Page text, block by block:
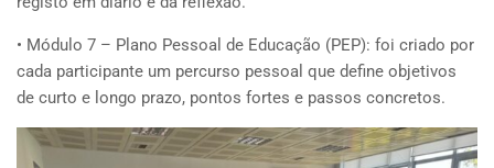
• Módulo 7 – Plano Pessoal de Educação (PEP): foi criado por
cada participante um percurso pessoal que define objetivos
de curto e longo prazo, pontos fortes e passos concretos.